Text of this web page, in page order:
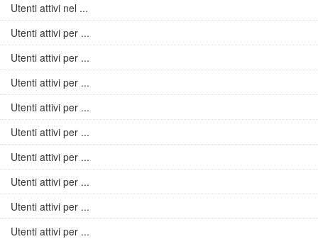
Utenti attivi nel ...
Utenti attivi per ...
Utenti attivi per ...
Utenti attivi per ...
Utenti attivi per ...
Utenti attivi per ...
Utenti attivi per ...
Utenti attivi per ...
Utenti attivi per ...
Utenti attivi per ...